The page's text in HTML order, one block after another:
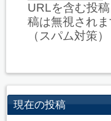
URLを含む投
稿は無視されま
（スパム対策）
現在の投稿